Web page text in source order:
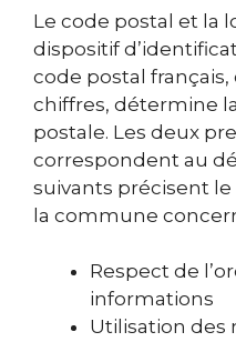
Le code postal et la
dispositif
code postal
chiffres, détermine
postale. Les deux
correspondent au
suivants précisent
la commune
Respect de
informations
Utilisation des